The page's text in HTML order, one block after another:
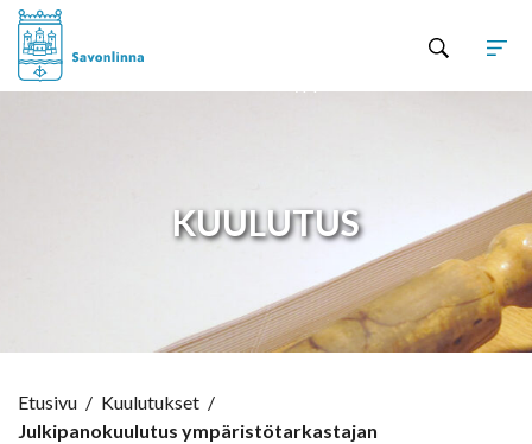
KUULUTUS
Etusivu / Kuulutukset /
Julkipanokuulutus ympäristötarkastajan